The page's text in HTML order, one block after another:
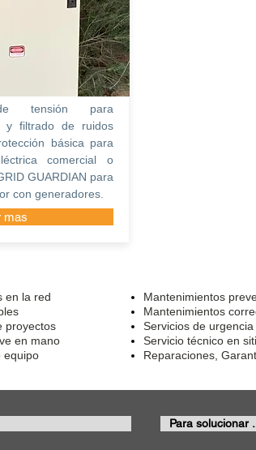
de tensión para
y filtrado de ruidos
básica para
comercial o
GUARDIAN para
con generadores.
mas
en la red
proyectos
en mano​
equipo
Mantenimientos
Mantenimientos
Servicios de urgencia
​Servicio técnico en
Reparaciones,
Para solucionar